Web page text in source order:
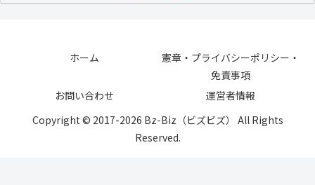
ホーム
憲章・プライバシーポリシー・
免責事項
お問い合わせ
運営者情報
Copyright © 2017-2026 Bz-Biz（ビズビズ） All Rights
Reserved.